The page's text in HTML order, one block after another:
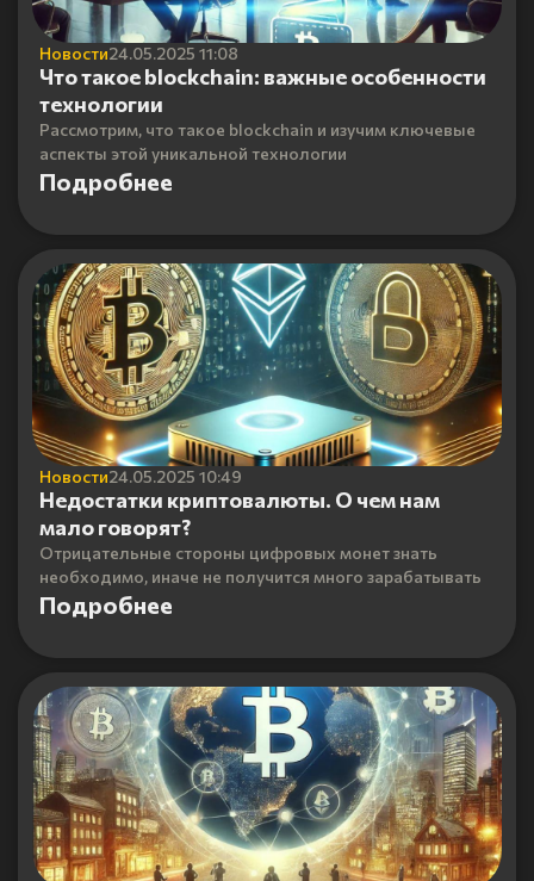
Новости24.05.2025 11:08
Что такое blockchain: важные особенности
технологии
Рассмотрим, что такое blockchain и изучим ключевые
аспекты этой уникальной технологии
Подробнее
Новости24.05.2025 10:49
Недостатки криптовалюты. О чем нам
мало говорят?
Отрицательные стороны цифровых монет знать
необходимо, иначе не получится много зарабатывать
Подробнее